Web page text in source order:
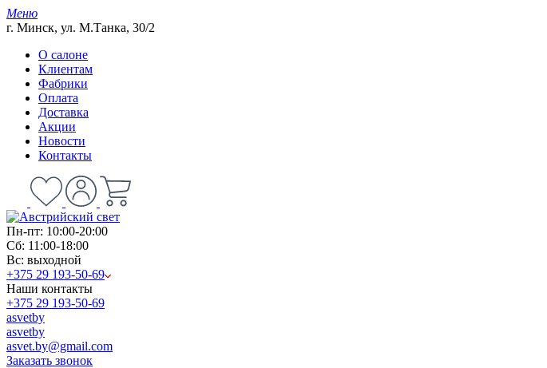
Меню
г. Минск, ул. М.Танка, 30/2
О салоне
Клиентам
Фабрики
Оплата
Доставка
Акции
Новости
Контакты
Пн-пт: 10:00-20:00
Сб: 11:00-18:00
Вс: выходной
+375 29 193-50-69
Наши контакты
+375 29 193-50-69
asvetby
asvetby
asvet.by@gmail.com
Заказать звонок